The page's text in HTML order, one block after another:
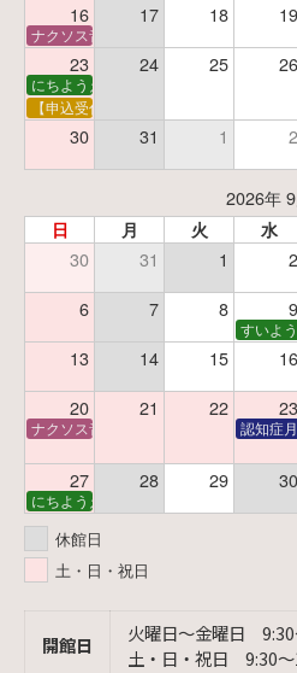
16 17 18 19
ナクソス音楽会 第5回 NHK交響楽団創
23 24 25 26
にちようえほん
【申込受付中】ゆうべのこわ～いおはな
30 31 1 2
2026年 9
日 月 火 水
30 31 1 2
6 7 8 9
すいよう
13 14 15 16
20 21 22 23
ナクソス音楽会 第6回 宇宙を感じるクラ
認知症
27 28 29 30
にちようえほん
休館日
土・日・祝日
開館日
火曜日〜金曜日 9:30
土・日・祝日 9:30〜